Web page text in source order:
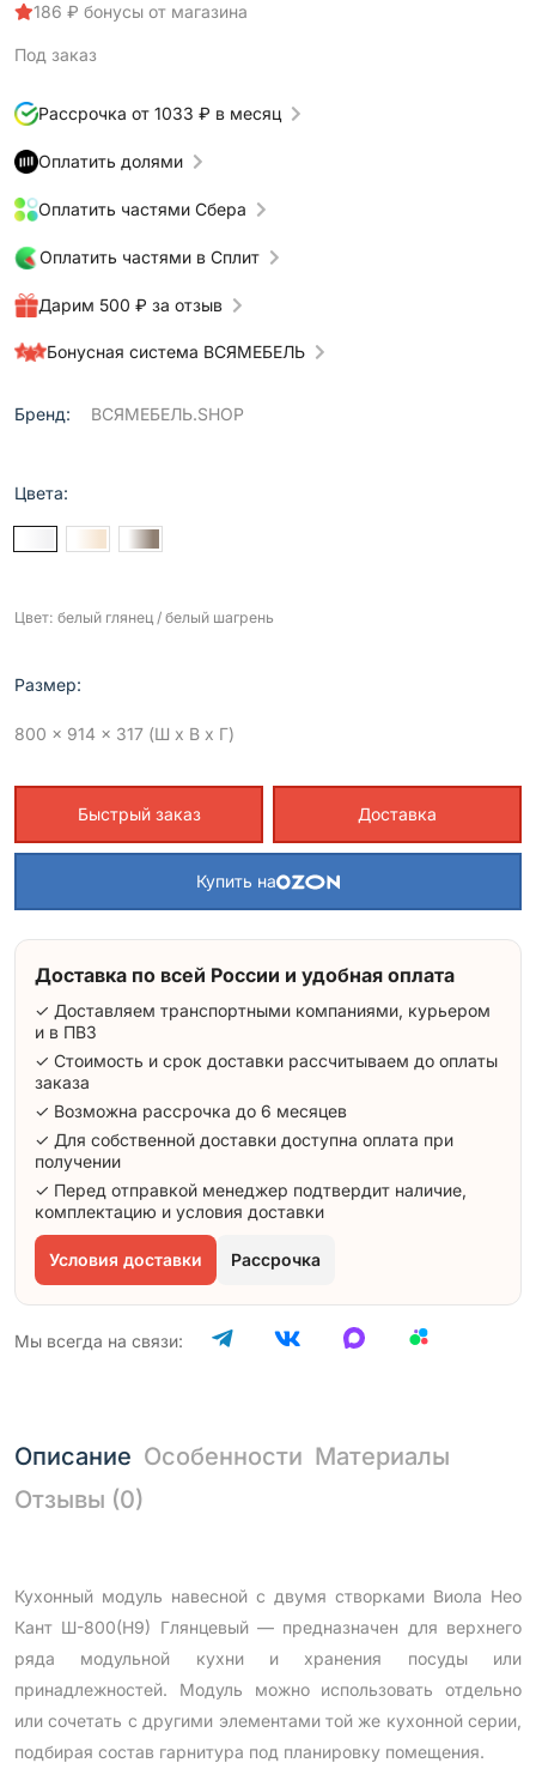
186 ₽ бонусы от магазина
Под заказ
Рассрочка от 1033 ₽ в месяц
Оплатить долями
Оплатить частями Сбера
Оплатить частями в Сплит
Дарим 500 ₽ за отзыв
Бонусная система ВСЯМЕБЕЛЬ
Бренд: ВСЯМЕБЕЛЬ.SHOP
Цвета:
Цвет: белый глянец / белый шагрень
Размер:
800 x 914 x 317 (Ш x В x Г)
Быстрый заказ Доставка
Купить на
Доставка по всей России и удобная оплата
✓ Доставляем транспортными компаниями, курьером
и в ПВЗ
✓ Стоимость и срок доставки рассчитываем до оплаты
заказа
✓ Возможна рассрочка до 6 месяцев
✓ Для собственной доставки доступна оплата при
получении
✓ Перед отправкой менеджер подтвердит наличие,
комплектацию и условия доставки
Условия доставки Рассрочка
Мы всегда на связи:
Описание Особенности Материалы
Отзывы (0)
Кухонный модуль навесной с двумя створками Виола Нео
Кант Ш-800(Н9) Глянцевый — предназначен для верхнего
ряда модульной кухни и хранения посуды или
принадлежностей. Модуль можно использовать отдельно
или сочетать с другими элементами той же кухонной серии,
подбирая состав гарнитура под планировку помещения.